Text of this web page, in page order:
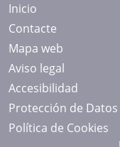
Inicio
Contacte
Mapa web
Aviso legal
Accesibilidad
Protección de Datos
Política de Cookies